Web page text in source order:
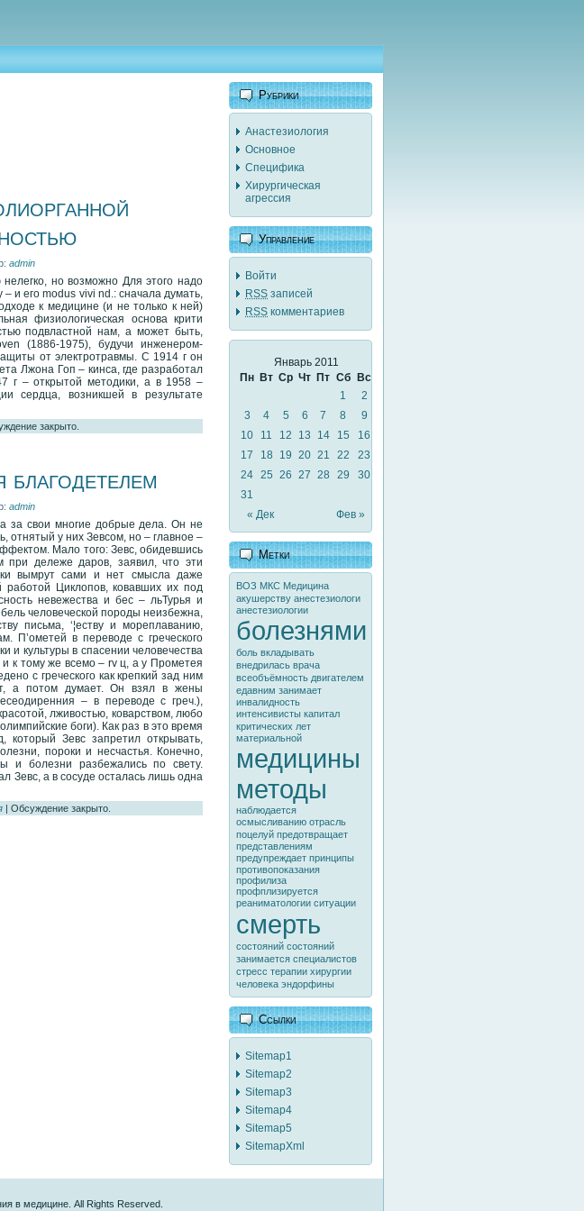
admin
но возможно Для этого надо
и его modus vivi nd.: сначала думать,
к медицине (и не только к ней)
физиологическая основа крити
подвластной нам, а может быть,
(1886-1975), будучи инженером-
от электротравмы. С 1914 г он
Лжона Гоп – кинса, где разработал
г – открытой методики, а в 1958 –
сердца, возникшей в результате
закрыто.
благодетелем
admin
за свои многие добрые дела. Он не
отнятый у них Зевсом, но – главное –
Мало того: Зевс, обидевшись
при дележе даров, заявил, что эти
вымрут сами и нет смысла даже
Циклопов, ковавших их под
невежества и бес – льТурья и
человеческой породы неизбежна,
письма, ‘¦еству и мореплаванию,
в переводе с греческого
и культуры в спасении человечества
к тому же всемо – rv ц, а у Прометея
с греческого как крепкий зад ним
а потом думает. Он взял в жены
– в переводе с греч.),
лживостью, коварством, любо
боги). Как раз в это время
который Зевс запретил открывать,
пороки и несчастья. Конечно,
и болезни разбежались по свету.
Зевс, а в сосуде осталась лишь одна
| Обсуждение закрыто.
Рубрики
Анастезиология
Основное
Специфика
Хирургическая
агрессия
Управление
Войти
RSS записей
RSS комментариев
Январь 2011
Пн Вт Ср Чт Пт Сб Вс
« Дек Фев »
1
2
3
4 5 6 7 8
9
10
11 12 13 14 15
16
17
18 19 20 21 22
23
24 25 26 27 28 29
30
31
Метки
ВОЗ МКС Медицина
акушерству анестезиологи
анестезиологии
болезнями
боль вкладывать
внедрилась врача
всеобъёмность двигателем
едавним занимает
инвалидность
интенсивисты капитал
критических лет
материальной
медицины
методы
наблюдается
осмысливанию отрасль
поцелуй предотвращает
представлениям
предупреждает принципы
противопоказания
профилиза
профплизируется
реаниматологии ситуации
смерть
состояний состояний
занимается специалистов
стресс терапии хирургии
человека эндорфины
Ссылки
Sitemap1
Sitemap2
Sitemap3
Sitemap4
Sitemap5
SitemapXml
в медицине. All Rights Reserved.